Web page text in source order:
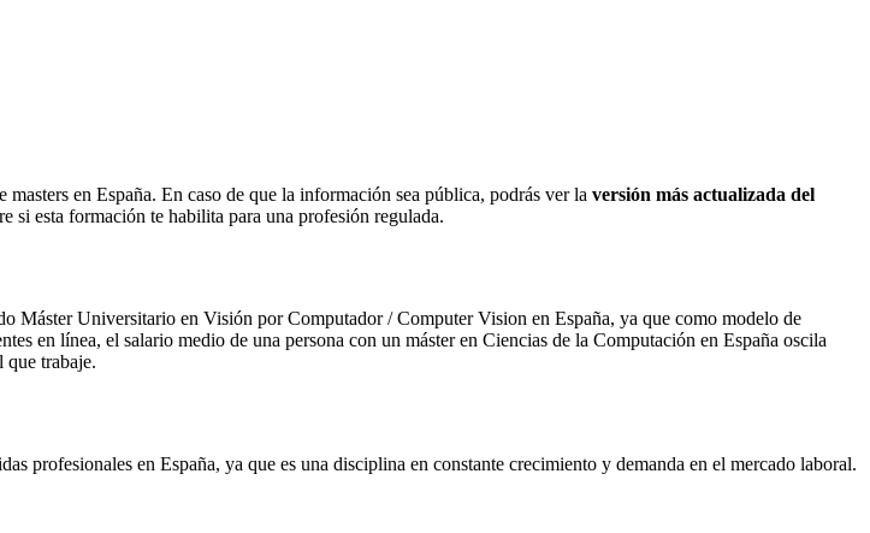
en España. En caso de que la información sea pública, podrás ver la versión más actualizada del
si esta formación te habilita para una profesión regulada.
Máster Universitario en Visión por Computador / Computer Vision en España, ya que como modelo de
en línea, el salario medio de una persona con un máster en Ciencias de la Computación en España oscila
que trabaje.
profesionales en España, ya que es una disciplina en constante crecimiento y demanda en el mercado laboral.